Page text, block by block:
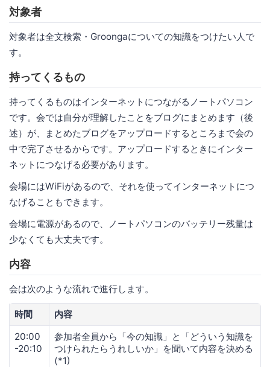
対象者
対象者は全文検索・Groongaについての知識をつけたい人で
す。
持ってくるもの
持ってくるものはインターネットにつながるノートパソコン
です。会では自分が理解したことをブログにまとめます（後
述）が、まとめたブログをアップロードするところまで会の
中で完了させるからです。アップロードするときにインター
ネットにつなげる必要があります。
会場にはWiFiがあるので、それを使ってインターネットにつ
なげることもできます。
会場に電源があるので、ノートパソコンのバッテリー残量は
少なくても大丈夫です。
内容
会は次のような流れで進行します。
時間
内容
20:00
-20:10
参加者全員から「今の知識」と「どういう知識を
つけられたらうれしいか」を聞いて内容を決める
(*1)